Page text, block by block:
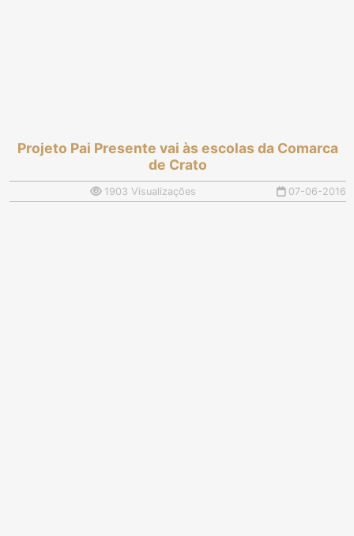
Projeto Pai Presente vai às escolas da Comarca
de Crato
1903 Visualizações 07-06-2016